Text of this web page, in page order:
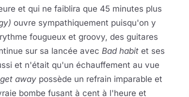
et qui ne faiblira que 45 minutes plus
ouvre sympathiquement puisqu'on y
fougueux et groovy, des guitares
sur sa lancée avec Bad habit et ses
et n'était qu'un échauffement au vue
away possède un refrain imparable et
bombe fusant à cent à l'heure et